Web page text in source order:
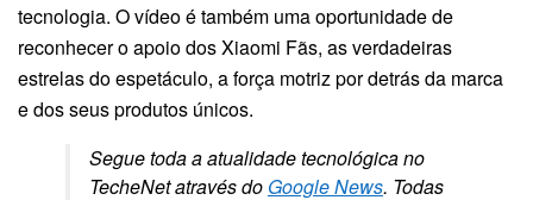
tecnologia. O vídeo é também uma oportunidade de
reconhecer o apoio dos Xiaomi Fãs, as verdadeiras
estrelas do espetáculo, a força motriz por detrás da marca
e dos seus produtos únicos.
Segue toda a atualidade tecnológica no
TecheNet através do Google News. Todas